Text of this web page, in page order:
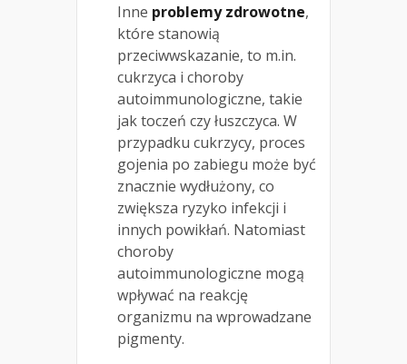
Inne problemy zdrowotne,
które stanowią
przeciwwskazanie, to m.in.
cukrzyca i choroby
autoimmunologiczne, takie
jak toczeń czy łuszczyca. W
przypadku cukrzycy, proces
gojenia po zabiegu może być
znacznie wydłużony, co
zwiększa ryzyko infekcji i
innych powikłań. Natomiast
choroby
autoimmunologiczne mogą
wpływać na reakcję
organizmu na wprowadzane
pigmenty.